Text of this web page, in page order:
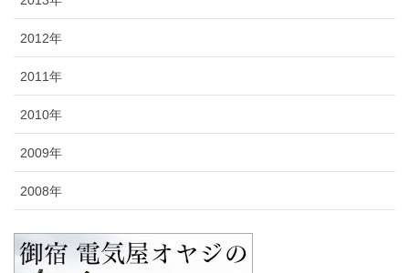
2012年
2011年
2010年
2009年
2008年